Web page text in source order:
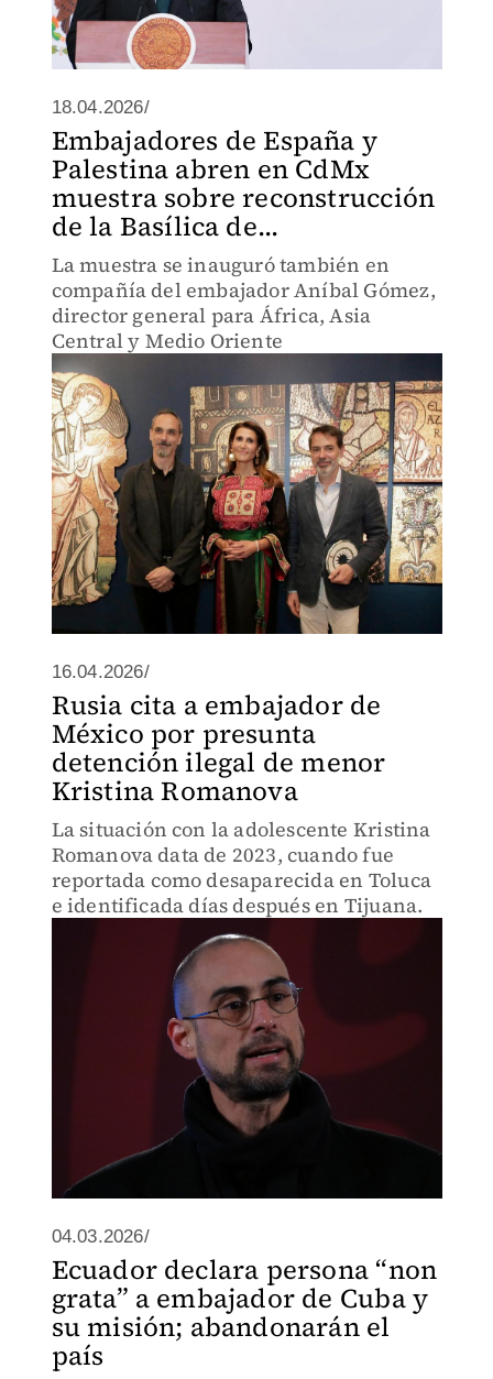
18.04.2026/
Embajadores de España y
Palestina abren en CdMx
muestra sobre reconstrucción
de la Basílica de...
La muestra se inauguró también en
compañía del embajador Aníbal Gómez,
director general para África, Asia
Central y Medio Oriente
16.04.2026/
Rusia cita a embajador de
México por presunta
detención ilegal de menor
Kristina Romanova
La situación con la adolescente Kristina
Romanova data de 2023, cuando fue
reportada como desaparecida en Toluca
e identificada días después en Tijuana.
04.03.2026/
Ecuador declara persona “non
grata” a embajador de Cuba y
su misión; abandonarán el
país